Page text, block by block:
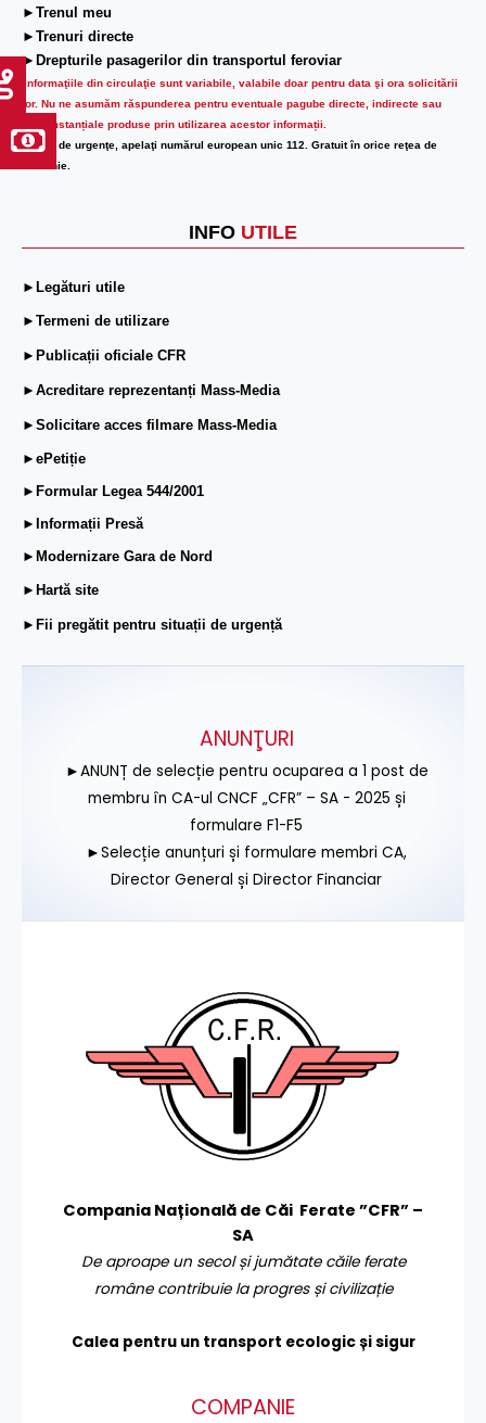
►Trenul meu
►Trenuri directe
►Drepturile pasagerilor din transportul feroviar
Informaţiile din circulaţie sunt variabile, valabile doar pentru data şi ora solicitării
lor. Nu ne asumăm răspunderea pentru eventuale pagube directe, indirecte sau
circumstanțiale produse prin utilizarea acestor informații.
În caz de urgenţe, apelaţi numărul european unic 112. Gratuit în orice reţea de
telefonie.
INFO UTILE
►Legături utile
►Termeni de utilizare
►Publicații oficiale CFR
►Acreditare reprezentanți Mass-Media
►Solicitare acces filmare Mass-Media
►ePetiție
►Formular Legea 544/2001
►Informații Presă
►Modernizare Gara de Nord
►Hartă site
►Fii pregătit pentru situații de urgență
ANUNŢURI
►ANUNȚ de selecție pentru ocuparea a 1 post de
membru în CA-ul CNCF „CFR” – SA - 2025 și
formulare F1-F5
►Selecție anunțuri și formulare membri CA,
Director General și Director Financiar
Compania Națională de Căi Ferate ”CFR” –
SA
De aproape un secol și jumătate căile ferate
române contribuie la progres și civilizație
Calea pentru un transport ecologic și sigur
COMPANIE